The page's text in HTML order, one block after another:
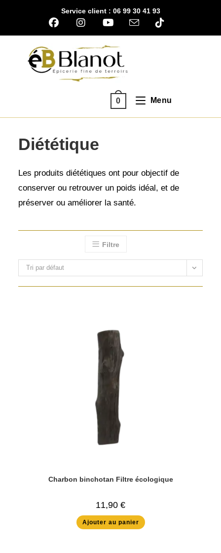
Service client : 06 99 30 41 93
0 Menu
Diététique
Les produits diététiques ont pour objectif de
conserver ou retrouver un poids idéal, et de
préserver ou améliorer la santé.
Filtre
Tri par défaut
Charbon binchotan Filtre écologique
11,90 €
Ajouter au panier